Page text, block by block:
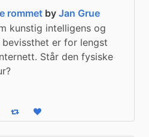
rommet by Jan Grue
kunstig intelligens og
bevissthet er for lengst
Står den fysiske
Boost statusLike status